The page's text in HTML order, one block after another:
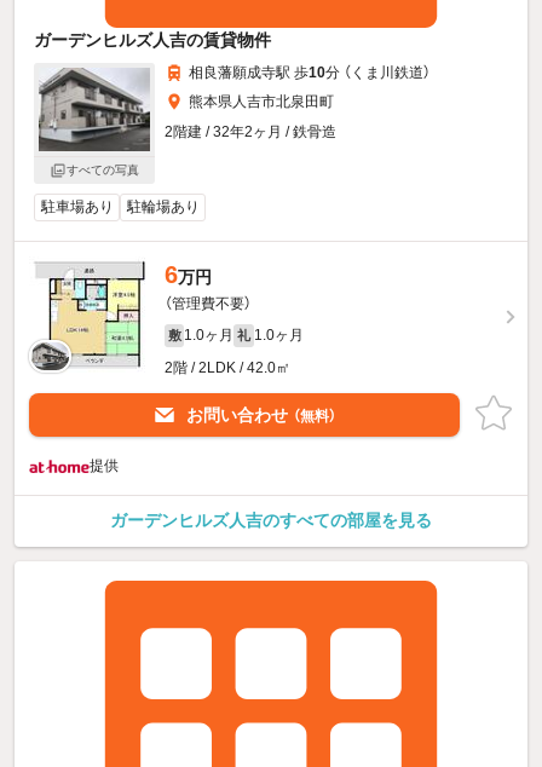
ガーデンヒルズ人吉の賃貸物件
すべての写真
相良藩願成寺駅 歩10分 （くま川鉄道）
熊本県人吉市北泉田町
2階建 / 32年2ヶ月 / 鉄骨造
駐車場あり 駐輪場あり
6万円
（管理費不要）
敷 1.0ヶ月 礼 1.0ヶ月
2階 / 2LDK / 42.0㎡
お問い合わせ （無料）
提供
ガーデンヒルズ人吉のすべての部屋を見る